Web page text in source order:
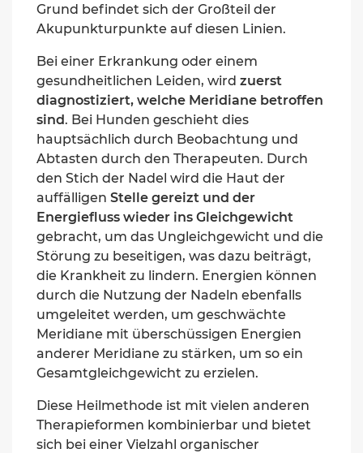
Grund befindet sich der Großteil der
Akupunkturpunkte auf diesen Linien.
Bei einer Erkrankung oder einem
gesundheitlichen Leiden, wird zuerst
diagnostiziert, welche Meridiane betroffen
sind. Bei Hunden geschieht dies
hauptsächlich durch Beobachtung und
Abtasten durch den Therapeuten. Durch
den Stich der Nadel wird die Haut der
auffälligen Stelle gereizt und der
Energiefluss wieder ins Gleichgewicht
gebracht, um das Ungleichgewicht und die
Störung zu beseitigen, was dazu beiträgt,
die Krankheit zu lindern. Energien können
durch die Nutzung der Nadeln ebenfalls
umgeleitet werden, um geschwächte
Meridiane mit überschüssigen Energien
anderer Meridiane zu stärken, um so ein
Gesamtgleichgewicht zu erzielen.
Diese Heilmethode ist mit vielen anderen
Therapieformen kombinierbar und bietet
sich bei einer Vielzahl organischer